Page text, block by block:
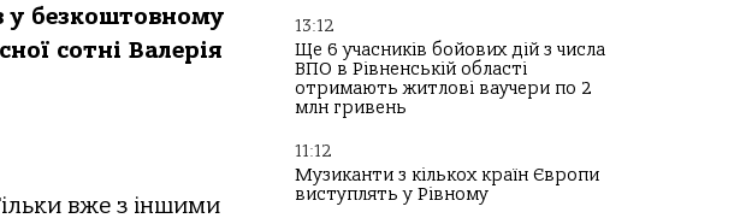
у безкоштовному
сотні Валерія
вже з іншими
13:12
Ще 6 учасників бойових дій з числа
ВПО в Рівненській області
отримають житлові ваучери по 2
млн гривень
11:12
Музиканти з кількох країн Європи
виступлять у Рівному